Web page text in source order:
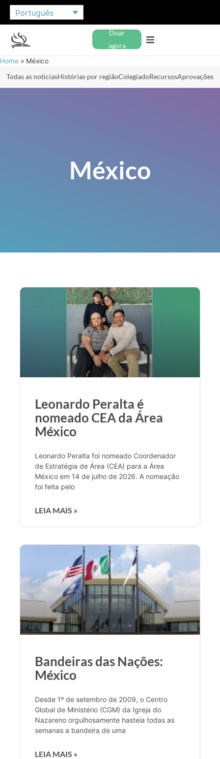
Português
Doar
agora
Home » México
Todas as notíciasHistórias por regiãoColegiadoRecursosAprovações
México
Leonardo Peralta é
nomeado CEA da Área
México
Leonardo Peralta foi nomeado Coordenador
de Estratégia de Área (CEA) para a Área
México em 14 de julho de 2026. A nomeação
foi feita pelo
LEIA MAIS »
Bandeiras das Nações:
México
Desde 1º de setembro de 2009, o Centro
Global de Ministério (CGM) da Igreja do
Nazareno orgulhosamente hasteia todas as
semanas a bandeira de uma
LEIA MAIS »